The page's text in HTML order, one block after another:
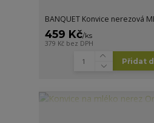
BANQUET Konvice nerezová
459 Kč/ks
379 Kč bez DPH
Přidat